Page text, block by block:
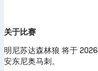
关于比赛
明尼苏达森林狼 将于
安东尼奥马刺。